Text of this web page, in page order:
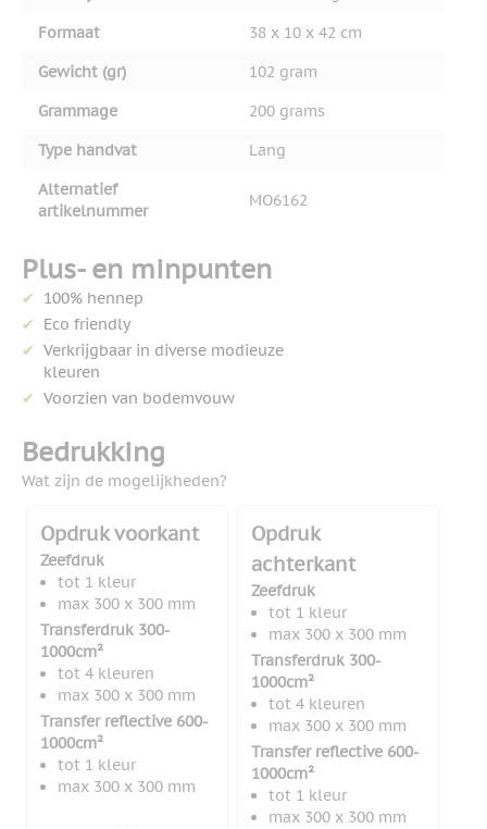
Formaat
38 x 10 x 42 cm
Gewicht (gr)
102 gram
Grammage
200 grams
Type handvat
Lang
Alternatief
artikelnummer
MO6162
Plus- en minpunten
100% hennep
Eco friendly
Verkrijgbaar in diverse modieuze
kleuren
Voorzien van bodemvouw
Bedrukking
Wat zijn de mogelijkheden?
Opdruk voorkant
Zeefdruk
tot 1 kleur
max 300 x 300 mm
Transferdruk 300-
1000cm²
tot 4 kleuren
max 300 x 300 mm
Transfer reflective 600-
1000cm²
tot 1 kleur
max 300 x 300 mm
Opdruk
achterkant
Zeefdruk
tot 1 kleur
max 300 x 300 mm
Transferdruk 300-
1000cm²
tot 4 kleuren
max 300 x 300 mm
Transfer reflective 600-
1000cm²
tot 1 kleur
max 300 x 300 mm